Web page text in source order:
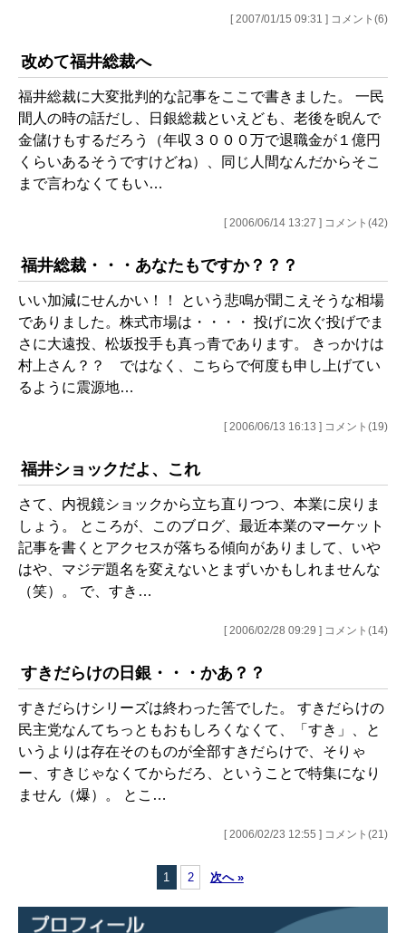
[ 2007/01/15 09:31 ] コメント(6)
改めて福井総裁へ
福井総裁に大変批判的な記事をここで書きました。 一民
間人の時の話だし、日銀総裁といえども、老後を睨んで
金儲けもするだろう（年収３０００万で退職金が１億円
くらいあるそうですけどね）、同じ人間なんだからそこ
まで言わなくてもい…
[ 2006/06/14 13:27 ] コメント(42)
福井総裁・・・あなたもですか？？？
いい加減にせんかい！！ という悲鳴が聞こえそうな相場
でありました。株式市場は・・・・ 投げに次ぐ投げでま
さに大遠投、松坂投手も真っ青であります。 きっかけは
村上さん？？ ではなく、こちらで何度も申し上げてい
るように震源地…
[ 2006/06/13 16:13 ] コメント(19)
福井ショックだよ、これ
さて、内視鏡ショックから立ち直りつつ、本業に戻りま
しょう。 ところが、このブログ、最近本業のマーケット
記事を書くとアクセスが落ちる傾向がありまして、いや
はや、マジデ題名を変えないとまずいかもしれませんな
（笑）。 で、すき…
[ 2006/02/28 09:29 ] コメント(14)
すきだらけの日銀・・・かあ？？
すきだらけシリーズは終わった筈でした。 すきだらけの
民主党なんてちっともおもしろくなくて、「すき」、と
いうよりは存在そのものが全部すきだらけで、そりゃ
ー、すきじゃなくてからだろ、ということで特集になり
ません（爆）。 とこ…
[ 2006/02/23 12:55 ] コメント(21)
1 2 次へ »